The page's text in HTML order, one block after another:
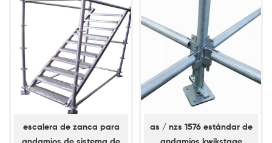
escalera de zanca para
as / nzs 1576 estándar de